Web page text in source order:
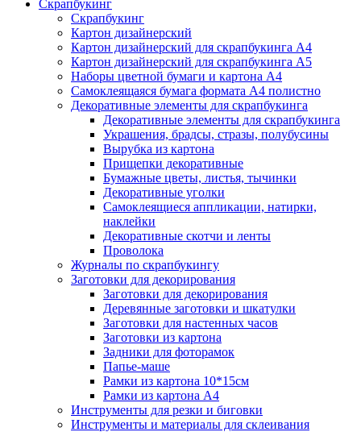
Скрапбукинг
Скрапбукинг
Картон дизайнерский
Картон дизайнерский для скрапбукинга А4
Картон дизайнерский для скрапбукинга А5
Наборы цветной бумаги и картона А4
Самоклеящаяся бумага формата А4 полистно
Декоративные элементы для скрапбукинга
Декоративные элементы для скрапбукинга
Украшения, брадсы, стразы, полубусины
Вырубка из картона
Прищепки декоративные
Бумажные цветы, листья, тычинки
Декоративные уголки
Самоклеящиеся аппликации, натирки,
наклейки
Декоративные скотчи и ленты
Проволока
Журналы по скрапбукингу
Заготовки для декорирования
Заготовки для декорирования
Деревянные заготовки и шкатулки
Заготовки для настенных часов
Заготовки из картона
Задники для фоторамок
Папье-маше
Рамки из картона 10*15см
Рамки из картона А4
Инструменты для резки и биговки
Инструменты и материалы для склеивания